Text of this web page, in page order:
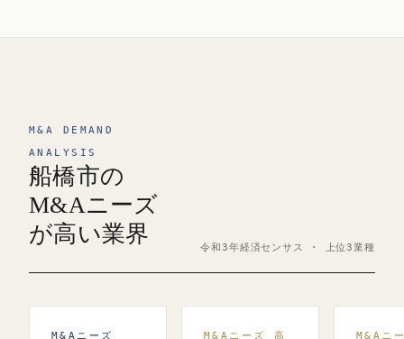
M&A DEMAND
ANALYSIS
船橋市の
M&Aニーズ
が高い業界
令和3年経済センサス · 上位3業種
M&Aニーズ
M&Aニーズ 高
M&Aニ